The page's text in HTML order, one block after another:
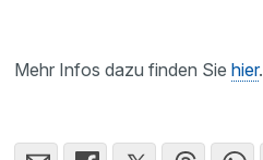
Mehr Infos dazu finden Siehier.